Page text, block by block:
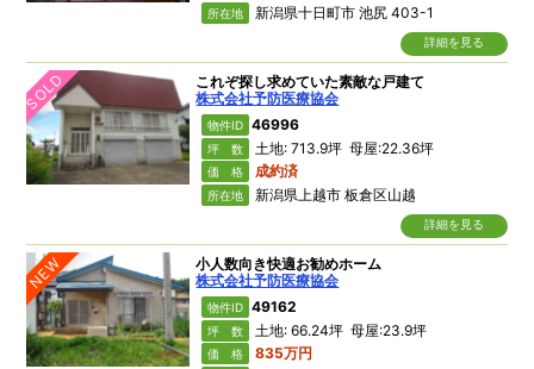
所在地 新潟県十日町市 池尻 403-1
詳細を見る
SOLD
これぞ探し求めていた素敵な戸建て
株式会社予防医療協会
物件ID 46996
坪 数 土地: 713.9坪 母屋:22.36坪
価 格 成約済
所在地 新潟県上越市 板倉区山越
詳細を見る
NEW
小人数向き快適お勧めホーム
株式会社予防医療協会
物件ID 49162
坪 数 土地: 66.24坪 母屋:23.9坪
価 格 835万円